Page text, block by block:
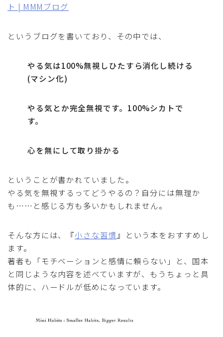
ト | MMMブログ
というブログを書いており、その中では、
やる気は100%無視しひたすら消化し続ける
(マシン化)
やる気とか完全無視です。100%シカトで
す。
心を無にして取り掛かる
ということが書かれていました。
やる気を無視するってどうやるの？自分には無理か
も……と感じる方も多いかもしれません。
そんな方には、『小さな習慣 』という本をおすすめし
ます。
著者も「モチベーションと感情に頼らない」と、国本
と同じような内容を述べていますが、もうちょっと具
体的に、ハードルが低めになっています。